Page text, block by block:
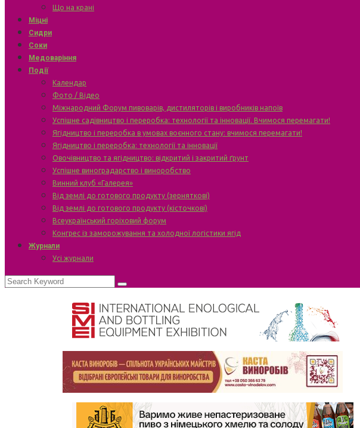
Що на крані
Міцні
Сидри
Соки
Медоваріння
Події
Календар
Фото / Відео
Міжнародний Форум пивоварів, дистиляторів і виробників напоїв
Успішне садівництво і переробка: технології та інновації. Вчимося перемагати!
Ягідництво і переробка в умовах воєнного стану: вчимося перемагати!
Ягідництво і переробка: технології та інновації
Овочівництво та ягідництво: відкритий і закритий ґрунт
Успішне виноградарство і виноробство
Винний клуб «Галерея»
Від землі до готового продукту (зерняткові)
Від землі до готового продукту (кісточкові)
Всеукраїнський горіховий форум
Конгрес із заморожування та холодної логістики ягід
Журнали
Усі журнали